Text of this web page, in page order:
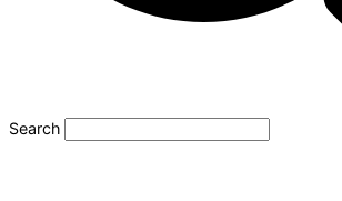
Search